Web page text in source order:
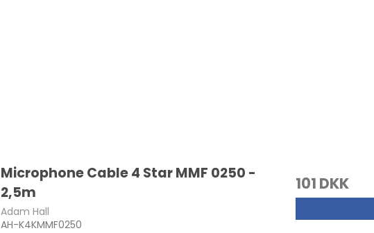
Microphone Cable 4 Star MMF 0250 -
2,5m
Adam Hall
AH-K4KMMF0250
101 DKK